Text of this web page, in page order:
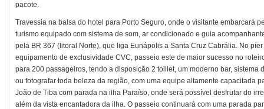
pacote.
Travessia na balsa do hotel para Porto Seguro, onde o visitante embarcará
turismo equipado com sistema de som, ar condicionado e guia
pela BR 367 (litoral Norte), que liga Eunápolis a Santa Cruz Cabrália. No
equipamento de exclusividade CVC, passeio este de maior sucesso no
para 200 passageiros, tendo a disposição 2 toillet, um moderno bar, sistema
ou fotografar toda beleza da região, com uma equipe altamente capacitada
João de Tiba com parada na ilha Paraíso, onde será possível desfrutar do
além da vista encantadora da ilha. O passeio continuará com uma parada